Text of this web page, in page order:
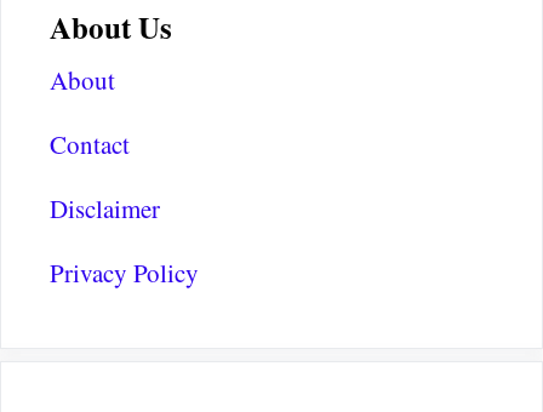
About Us
About
Contact
Disclaimer
Privacy Policy